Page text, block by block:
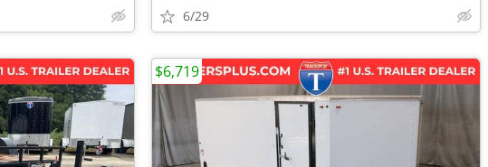
6/29
$6,719